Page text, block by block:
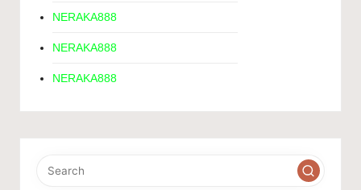
NERAKA888
NERAKA888
NERAKA888